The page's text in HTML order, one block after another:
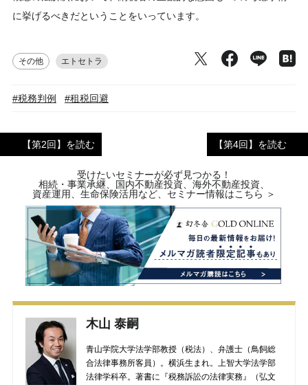
に挙げるべきだということをいっています。
その他 エトセトラ
#税務判例 #租税回避
【第2回】を読む 【第4回】を読む
受けたいセミナーが必ず見つかる！
相続・事業承継、国内不動産投資、海外不動産投資、
資産運用、生命保険活用など、セミナー情報はこちら ＞
木山 泰嗣
青山学院大学法学部教授（税法）、弁護士（鳥飼総
合法律事務所客員）。横浜生まれ。上智大学法学部
法律学科卒。著書に『税務訴訟の法律実務』（弘文